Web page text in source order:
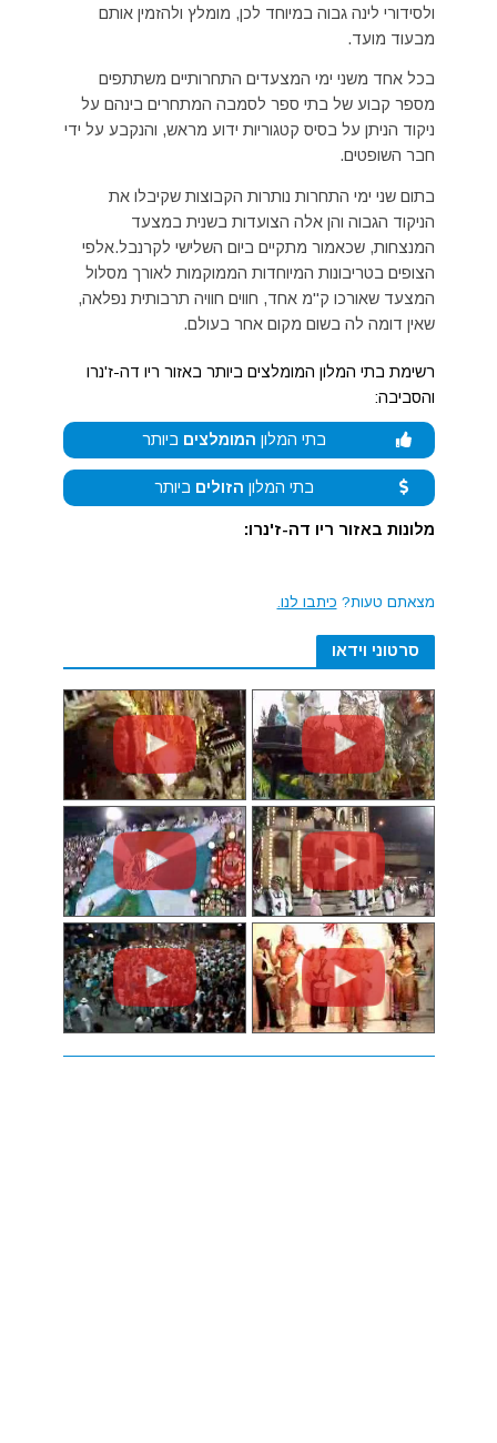
ולסידורי לינה גבוה במיוחד לכן, מומלץ ולהזמין אותם
מבעוד מועד.
בכל אחד משני ימי המצעדים התחרותיים משתתפים
מספר קבוע של בתי ספר לסמבה המתחרים בינהם על
ניקוד הניתן על בסיס קטגוריות ידוע מראש, והנקבע על ידי
חבר השופטים.
בתום שני ימי התחרות נותרות הקבוצות שקיבלו את
הניקוד הגבוה והן אלה הצועדות בשנית במצעד
המנצחות, שכאמור מתקיים ביום השלישי לקרנבל.אלפי
הצופים בטריבונות המיוחדות הממוקמות לאורך מסלול
המצעד שאורכו ק"מ אחד, חווים חוויה תרבותית נפלאה,
שאין דומה לה בשום מקום אחר בעולם.
רשימת בתי המלון המומלצים ביותר באזור ריו דה-ז'נרו
והסביבה:
בתי המלון המומלצים ביותר
בתי המלון הזולים ביותר
מלונות באזור ריו דה-ז'נרו:
מצאתם טעות? כיתבו לנו.
סרטוני וידאו